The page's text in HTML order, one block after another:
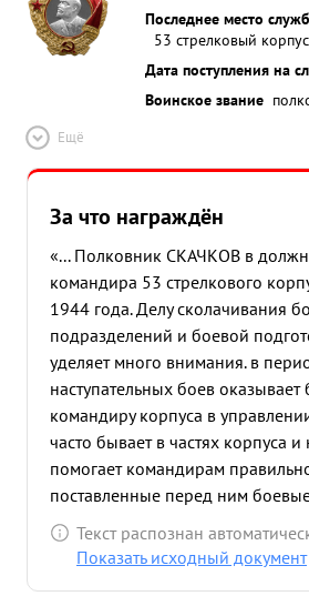
,АГУСТУ В, ВАНЖЕВО, КУРОВО и
населенных пунктов. ...»
Последнее место
53 стрелковый корпус
Дата поступления на
Воинское звание
Ещё
За что награждён
«... Полковник СКАЧКОВ в
командира 53 стрелкового
1944 года. Делу сколачивания
подразделений и боевой
уделяет много внимания. в
наступательных боев
командиру корпуса в
часто бывает в частях корпуса и
помогает командирам
поставленные перед ним
большое внимание изучению
состава. в военном отношении
Текст распознан
Показать исходный документ